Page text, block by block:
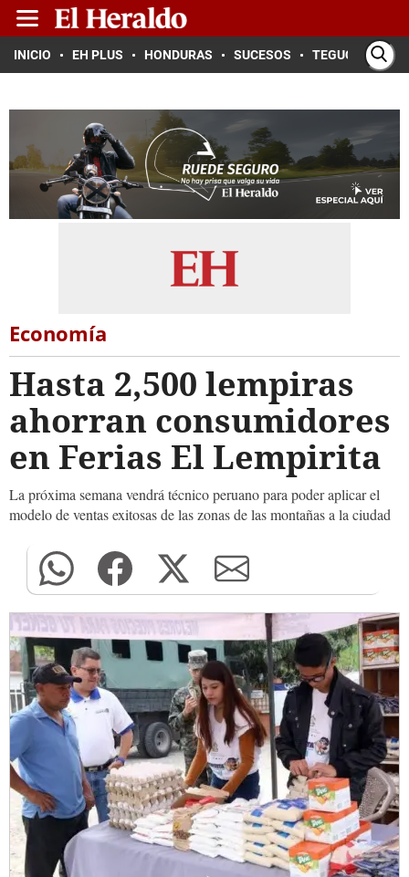
INICIO EH PLUS HONDURAS SUCESOS TEGUCIGALPA
Economía
Hasta 2,500 lempiras
ahorran consumidores
en Ferias El Lempirita
La próxima semana vendrá técnico peruano para poder aplicar el
modelo de ventas exitosas de las zonas de las montañas a la ciudad